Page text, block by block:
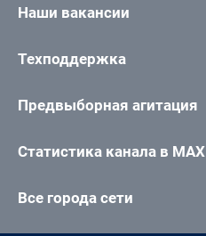
Наши вакансии
Техподдержка
Предвыборная агитация
Статистика канала в MAX
Все города сети